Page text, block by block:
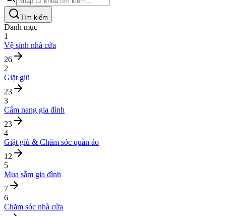
Tìm kiếm
Danh mục
1
Vệ sinh nhà cửa
26
2
Giặt giũ
23
3
Cẩm nang gia đình
23
4
Giặt giũ & Chăm sóc quần áo
12
5
Mua sắm gia đình
7
6
Chăm sóc nhà cửa